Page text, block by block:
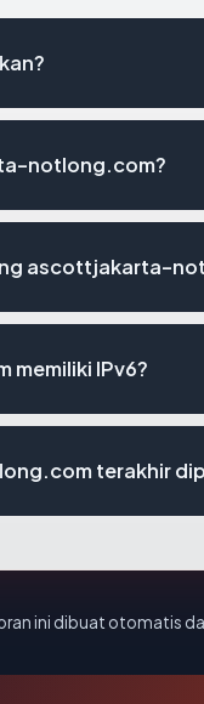
notlong.com?
ascottjakarta-
IPv6?
terakhir
ini dibuat otomatis